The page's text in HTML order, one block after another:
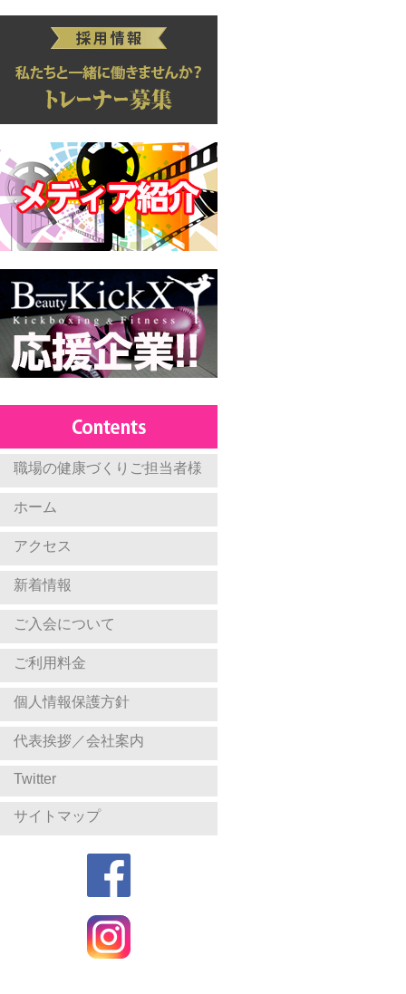
職場の健康づくりご担当者様
ホーム
アクセス
新着情報
ご入会について
ご利用料金
個人情報保護方針
代表挨拶／会社案内
Twitter
サイトマップ